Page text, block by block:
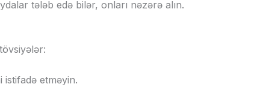
tələb edə bilər, onları nəzərə alın.
etməyin.